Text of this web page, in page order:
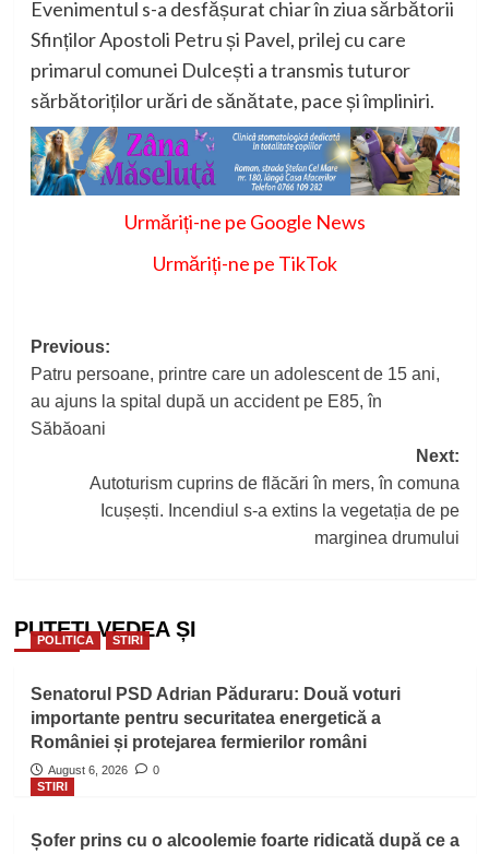
Evenimentul s-a desfășurat chiar în ziua sărbătorii
Sfinților Apostoli Petru și Pavel, prilej cu care
primarul comunei Dulcești a transmis tuturor
sărbătoriților urări de sănătate, pace și împliniri.
Urmăriți-ne pe Google News
Urmăriți-ne pe TikTok
Post
navigation
Previous:
Patru persoane, printre care un adolescent de 15 ani,
au ajuns la spital după un accident pe E85, în
Săbăoani
Next:
Autoturism cuprins de flăcări în mers, în comuna
Icușești. Incendiul s-a extins la vegetația de pe
marginea drumului
PUTEȚI VEDEA ȘI
POLITICA STIRI
Senatorul PSD Adrian Păduraru: Două voturi
importante pentru securitatea energetică a
României și protejarea fermierilor români
August 6, 2026
0
STIRI
Șofer prins cu o alcoolemie foarte ridicată după ce a